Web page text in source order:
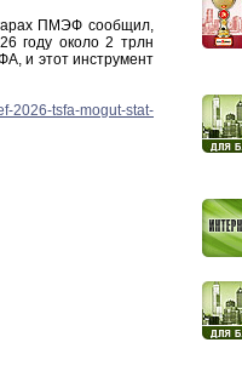
ПМЭФ сообщил,
году около 2 трлн
и этот инструмент
2026-tsfa-mogut-stat-